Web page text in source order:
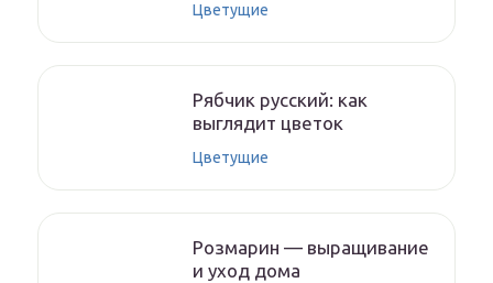
Цветущие
Рябчик русский: как
выглядит цветок
Цветущие
Розмарин — выращивание
и уход дома